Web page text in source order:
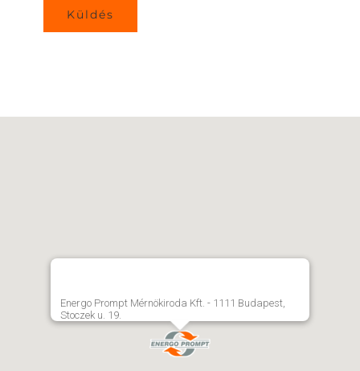
Energo Prompt Mérnökiroda Kft. - 1111 Budapest,
Stoczek u. 19.